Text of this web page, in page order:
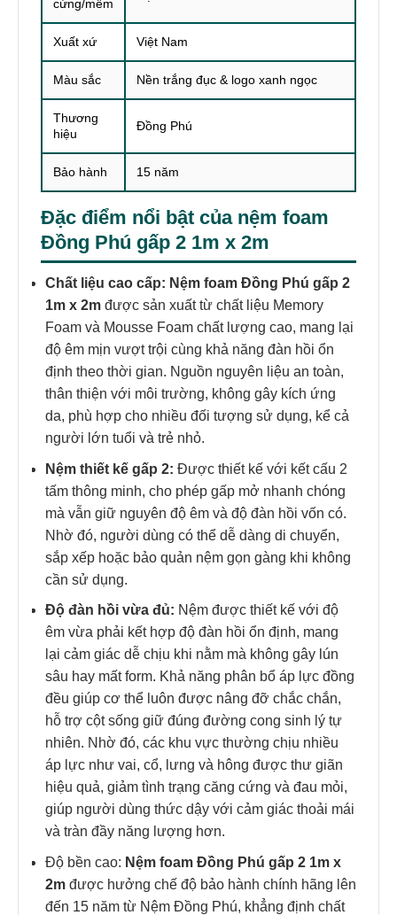
cứng/mềm
Xuất xứ Việt Nam
Màu sắc Nền trắng đục & logo xanh ngọc
Thương
hiệu
Đồng Phú
Bảo hành 15 năm
Đặc điểm nổi bật của nệm foam
Đồng Phú gấp 2 1m x 2m
Chất liệu cao cấp: Nệm foam Đồng Phú gấp 2
1m x 2mđược sản xuất từ chất liệu Memory
Foam và Mousse Foam chất lượng cao, mang lại
độ êm mịn vượt trội cùng khả năng đàn hồi ổn
định theo thời gian. Nguồn nguyên liệu an toàn,
thân thiện với môi trường, không gây kích ứng
da, phù hợp cho nhiều đối tượng sử dụng, kể cả
người lớn tuổi và trẻ nhỏ.
Nệm thiết kế gấp 2: Được thiết kế với kết cấu 2
tấm thông minh, cho phép gấp mở nhanh chóng
mà vẫn giữ nguyên độ êm và độ đàn hồi vốn có.
Nhờ đó, người dùng có thể dễ dàng di chuyển,
sắp xếp hoặc bảo quản nệm gọn gàng khi không
cần sử dụng.
Độ đàn hồi vừa đủ: Nệm được thiết kế với độ
êm vừa phải kết hợp độ đàn hồi ổn định, mang
lại cảm giác dễ chịu khi nằm mà không gây lún
sâu hay mất form. Khả năng phân bổ áp lực đồng
đều giúp cơ thể luôn được nâng đỡ chắc chắn,
hỗ trợ cột sống giữ đúng đường cong sinh lý tự
nhiên. Nhờ đó, các khu vực thường chịu nhiều
áp lực như vai, cổ, lưng và hông được thư giãn
hiệu quả, giảm tình trạng căng cứng và đau mỏi,
giúp người dùng thức dậy với cảm giác thoải mái
và tràn đầy năng lượng hơn.
Độ bền cao: Nệm foam Đồng Phú gấp 2 1m x
2mđược hưởng chế độ bảo hành chính hãng lên
đến 15 năm từ Nệm Đồng Phú, khẳng định chất